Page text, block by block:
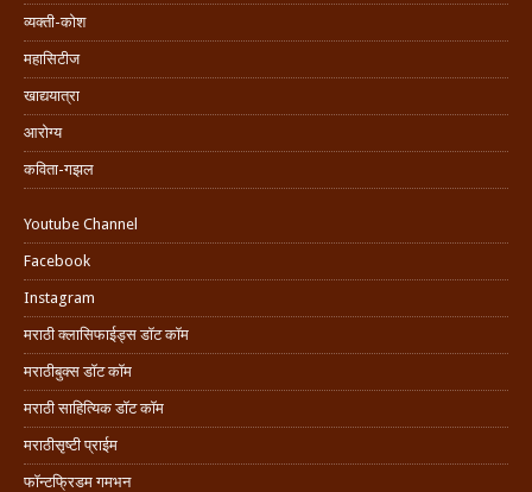
व्यक्ती-कोश
महासिटीज
खाद्ययात्रा
आरोग्य
कविता-गझल
Youtube Channel
Facebook
Instagram
मराठी क्लासिफाईड्स डॉट कॉम
मराठीबुक्स डॉट कॉम
मराठी साहित्यिक डॉट कॉम
मराठीसृष्टी प्राईम
फॉन्टफ्रिडम गमभन